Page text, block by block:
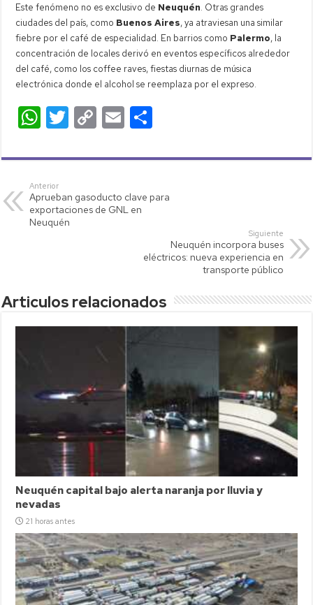
Este fenómeno no es exclusivo de Neuquén. Otras grandes
ciudades del país, como Buenos Aires, ya atraviesan una similar
fiebre por el café de especialidad. En barrios como Palermo, la
concentración de locales derivó en eventos específicos alrededor
del café, como los coffee raves, fiestas diurnas de música
electrónica donde el alcohol se reemplaza por el expreso.
W
at
s
A
p
T
tt
C
p
Li
E
ail m
ar
Anterior
Aprueban gasoducto clave para
exportaciones de GNL en
Neuquén
Siguiente
Neuquén incorpora buses
eléctricos: nueva experiencia en
transporte público
Articulos relacionados
Neuquén capital bajo alerta naranja por lluvia y
nevadas
21 horas antes